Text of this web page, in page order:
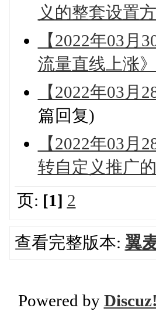
义的整套设置
【2022年03
流量直线上涨》
【2022年03
篇回复)
【2022年03
转自定义推广
页: [1] 2
查看完整版本: 翼
Powered by